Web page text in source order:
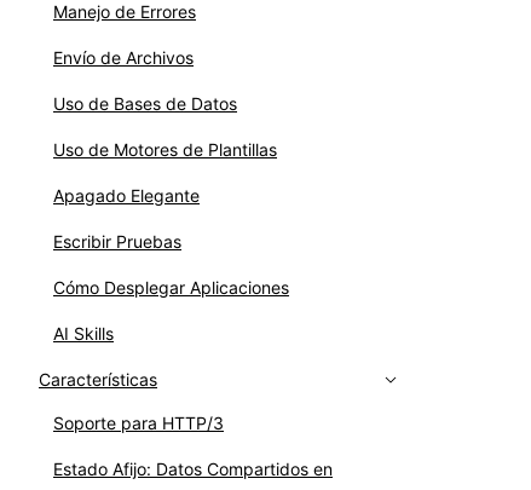
Manejo de Errores
Envío de Archivos
Uso de Bases de Datos
Uso de Motores de Plantillas
Apagado Elegante
Escribir Pruebas
Cómo Desplegar Aplicaciones
AI Skills
Características
Soporte para HTTP/3
Estado Afijo: Datos Compartidos en